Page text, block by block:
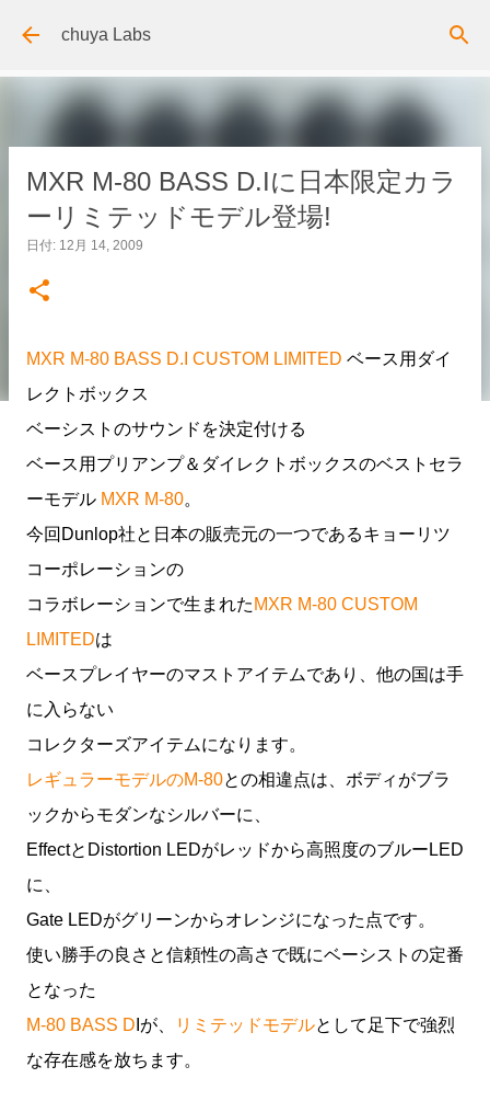
スキップしてメイン コンテンツに移動
chuya Labs
MXR M-80 BASS D.Iに日本限定カラ
ーリミテッドモデル登場!
日付: 12月 14, 2009
MXR M-80 BASS D.I CUSTOM LIMITED ベース用ダイ
レクトボックス
ベーシストのサウンドを決定付ける
ベース用プリアンプ＆ダイレクトボックスのベストセラ
ーモデル MXR M-80。
今回Dunlop社と日本の販売元の一つであるキョーリツ
コーポレーションの
コラボレーションで生まれた MXR M-80 CUSTOM
LIMITEDは
ベースプレイヤーのマストアイテムであり、他の国は手
に入らない
コレクターズアイテムになります。
レギュラーモデルのM-80との相違点は、ボディがブラ
ックからモダンなシルバーに、
EffectとDistortion LEDがレッドから高照度のブルーLED
に、
Gate LEDがグリーンからオレンジになった点です。
使い勝手の良さと信頼性の高さで既にベーシストの定番
となった
M-80 BASS D Iが、 リミテッドモデルとして足下で強烈
な存在感を放ちます。